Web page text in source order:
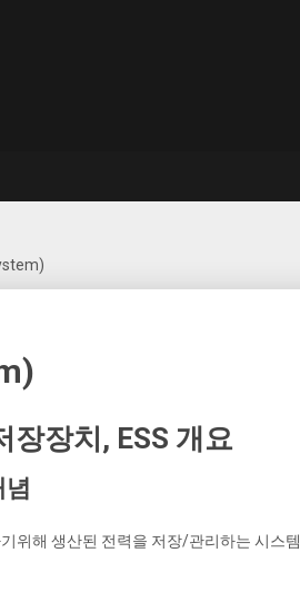
장장치, ESS 개요
위해 생산된 전력을 저장/관리하는 시스템